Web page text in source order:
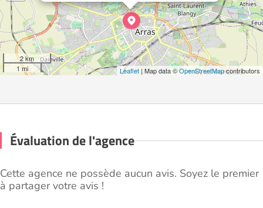
2 km
1 mi
Leaflet | Map data ©OpenStreetMapcontributors
Évaluation de l'agence
Cette agence ne possède aucun avis. Soyez le premier
à partager votre avis !